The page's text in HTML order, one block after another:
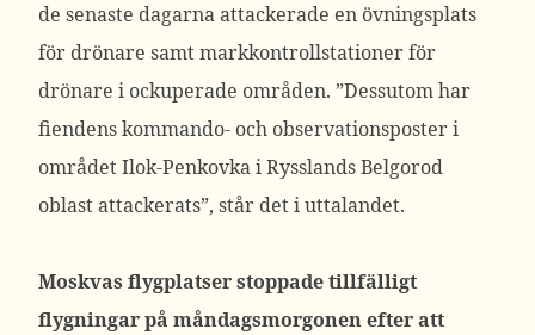
de senaste dagarna attackerade en övningsplats
för drönare samt markkontrollstationer för
drönare i ockuperade områden. ”Dessutom har
fiendens kommando- och observationsposter i
området Ilok-Penkovka i Rysslands Belgorod
oblast attackerats”, står det i uttalandet.
Moskvas flygplatser stoppade tillfälligt
flygningar på måndagsmorgonen efter att